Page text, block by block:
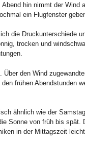
hin nimmt der Wind
ein Flugfenster
die Druckunterschiede
trocken und
den Wind
frühen Abendstunden
ähnlich wie der
Sonne von früh bis spät.
in der Mittagszeit